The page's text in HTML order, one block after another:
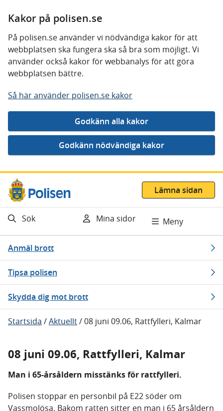
Kakor på polisen.se
På polisen.se använder vi nödvändiga kakor för att
webbplatsen ska fungera ska så bra som möjligt. Vi
använder också kakor för webbanalys för att göra
webbplatsen bättre.
Så här använder polisen.se kakor
Gå direkt till innehåll
Lämna sidan
Sök Mina sidor Meny
Anmäl brott
Tipsa polisen
Skydda dig mot brott
Startsida /Aktuellt/08 juni 09.06, Rattfylleri, Kalmar
08 juni 09.06, Rattfylleri, Kalmar
Man i 65-årsåldern misstänks för rattfylleri.
Polisen stoppar en personbil på E22 söder om
Vassmolösa. Bakom ratten sitter en man i 65 årsåldern